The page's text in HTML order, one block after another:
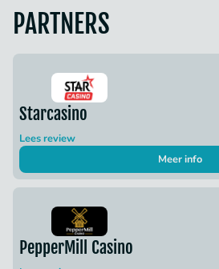
PARTNERS
Starcasino
Lees review
Meer info
PepperMill Casino